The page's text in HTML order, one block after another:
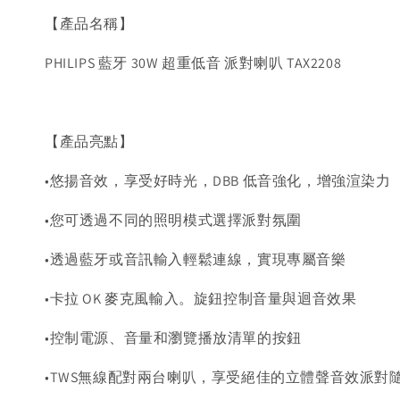
【產品名稱】
PHILIPS 藍牙 30W 超重低⾳ 派對喇叭 TAX2208
【產品亮點】
•悠揚音效，享受好時光，DBB 低音強化，增強渲染力
•您可透過不同的照明模式選擇派對氛圍
•透過藍牙或音訊輸入輕鬆連線，實現專屬音樂
•卡拉 OK 麥克風輸入。旋鈕控制音量與迴音效果
•控制電源、音量和瀏覽播放清單的按鈕
•TWS無線配對兩台喇叭，享受絕佳的立體聲音效派對